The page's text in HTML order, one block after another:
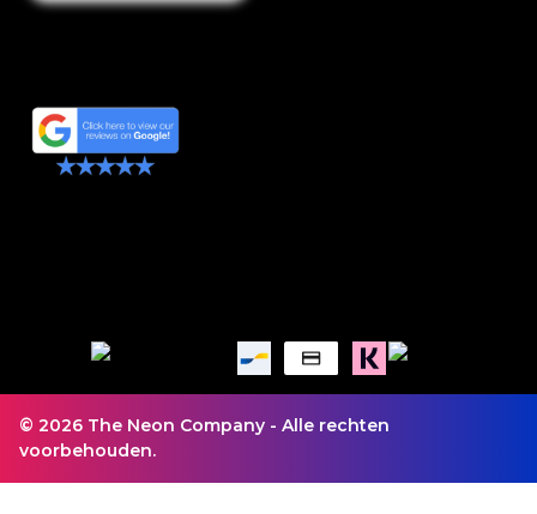
© 2026 The Neon Company - Alle rechten
voorbehouden.